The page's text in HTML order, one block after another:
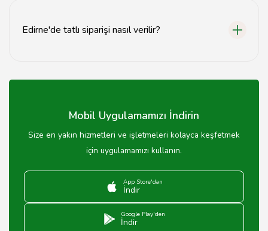
Edirne'de tatlı siparişi nasıl verilir?
vererek tatlı alabilirsiniz.
Mobil Uygulamamızı İndirin
Size en yakın hizmetleri ve işletmeleri kolayca keşfetmek
için uygulamamızı kullanın.
App Store'dan
İndir
Google Play'den
İndir